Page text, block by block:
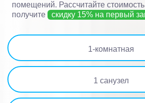
помещений. Рассчитайте
получите
скидку 15% на первый
1-комнатная
1 санузел